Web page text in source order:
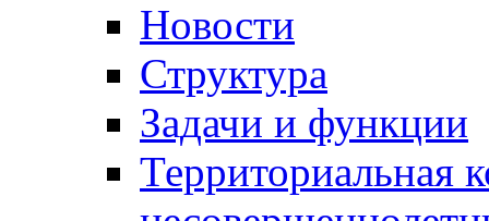
Новости
Структура
Задачи и функции
Территориальная